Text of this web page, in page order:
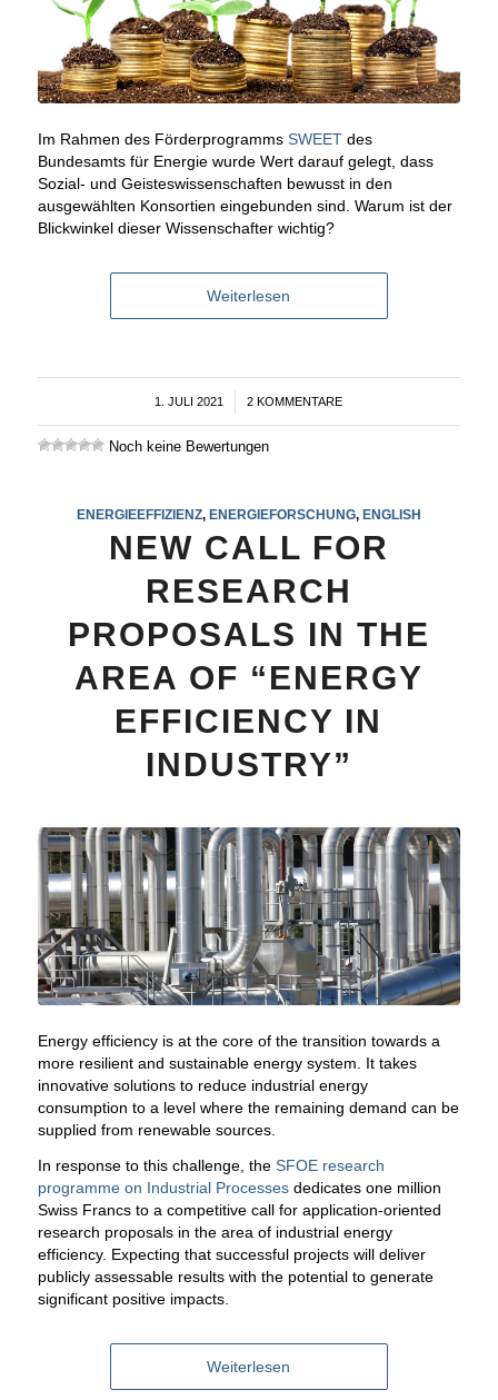
Im Rahmen des Förderprogramms SWEETdes
Bundesamts für Energie wurde Wert darauf gelegt, dass
Sozial- und Geisteswissenschaften bewusst in den
ausgewählten Konsortien eingebunden sind. Warum ist der
Blickwinkel dieser Wissenschafter wichtig?
Weiterlesen
1. JULI 2021 2 KOMMENTARE
Noch keine Bewertungen
ENERGIEEFFIZIENZ, ENERGIEFORSCHUNG, ENGLISH
NEW CALL FOR
RESEARCH
PROPOSALS IN THE
AREA OF “ENERGY
EFFICIENCY IN
INDUSTRY”
Energy efficiency is at the core of the transition towards a
more resilient and sustainable energy system. It takes
innovative solutions to reduce industrial energy
consumption to a level where the remaining demand can be
supplied from renewable sources.
In response to this challenge, the SFOE research
programme on Industrial Processesdedicates one million
Swiss Francs to a competitive call for application-oriented
research proposals in the area of industrial energy
efficiency. Expecting that successful projects will deliver
publicly assessable results with the potential to generate
significant positive impacts.
Weiterlesen